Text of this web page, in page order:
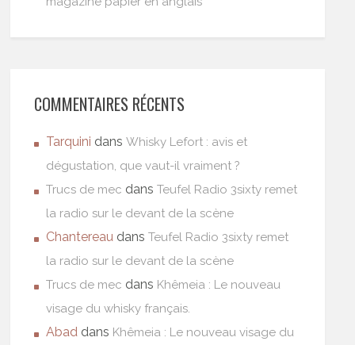
COMMENTAIRES RÉCENTS
Tarquini dansWhisky Lefort : avis et
dégustation, que vaut-il vraiment ?
Trucs de mec dansTeufel Radio 3sixty remet
la radio sur le devant de la scène
Chantereau dansTeufel Radio 3sixty remet
la radio sur le devant de la scène
Trucs de mec dans Khêmeia : Le nouveau
visage du whisky français.
Abad dans Khêmeia : Le nouveau visage du